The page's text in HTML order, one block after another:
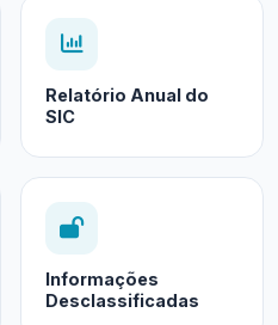
Relatório Anual do
SIC
Informações
Desclassificadas